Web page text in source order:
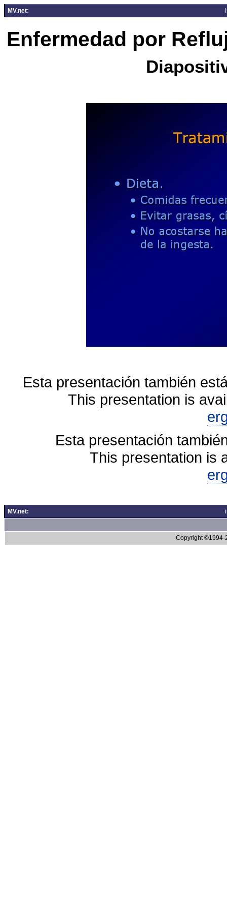
MV.net:
Enfermedad por
Esta presentación también
This presentation is
Esta presentación
This presentation is
MV.net:
Copyright ©1994-